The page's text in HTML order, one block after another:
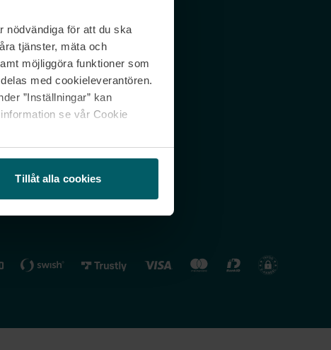
nödvändiga för att du ska
tjänster, mäta och
möjliggöra funktioner som
med cookieleverantören.
”Inställningar” kan
se vår Cookie
Tillåt alla cookies
& svar
Nordicfeel SE
Nordicfeel FI
Nordicfeel NO